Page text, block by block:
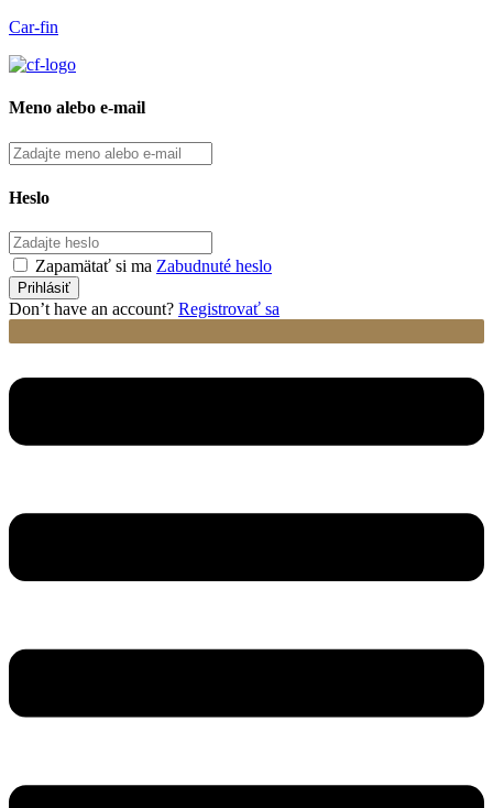
Car-fin
Meno alebo e-mail
Heslo
Zapamätať si ma Zabudnuté heslo
Don’t have an account? Registrovať sa